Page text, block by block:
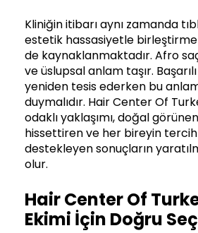
Kliniğin itibarı aynı zamanda
estetik hassasiyetle
de kaynaklanmaktadır. Afro
ve üslupsal anlam taşır.
yeniden tesis ederken bu
duymalıdır. Hair Center Of
odaklı yaklaşımı, doğal
hissettiren ve her bireyin
destekleyen sonuçların
olur.
Hair Center Of
Ekimi İçin Doğru